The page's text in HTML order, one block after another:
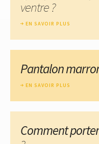
ventre ?
EN SAVOIR PLUS
Pantalon
EN SAVOIR PLUS
Comment